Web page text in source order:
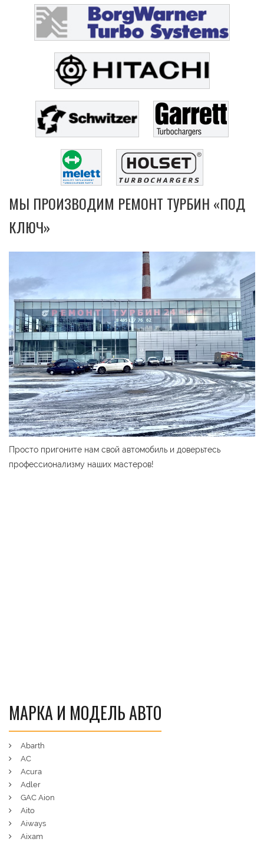
МЫ ПРОИЗВОДИМ РЕМОНТ ТУРБИН «ПОД
КЛЮЧ»
Просто пригоните нам свой автомобиль и доверьтесь
профессионализму наших мастеров!
МАРКА И МОДЕЛЬ АВТО
Abarth
AC
Acura
Adler
GAC Aion
Aito
Aiways
Aixam